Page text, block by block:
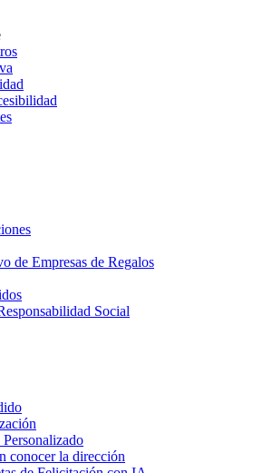
de Empresas de Regalos
Social
conocer la dirección